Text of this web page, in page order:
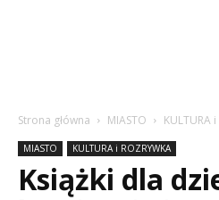
Strona główna MIASTO KULTURA
MIASTO KULTURA i ROZRYWKA
Książki dla